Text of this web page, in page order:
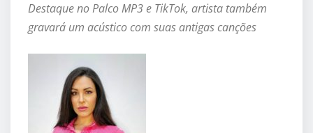
Destaque no Palco MP3 e TikTok, artista também
gravará um acústico com suas antigas canções